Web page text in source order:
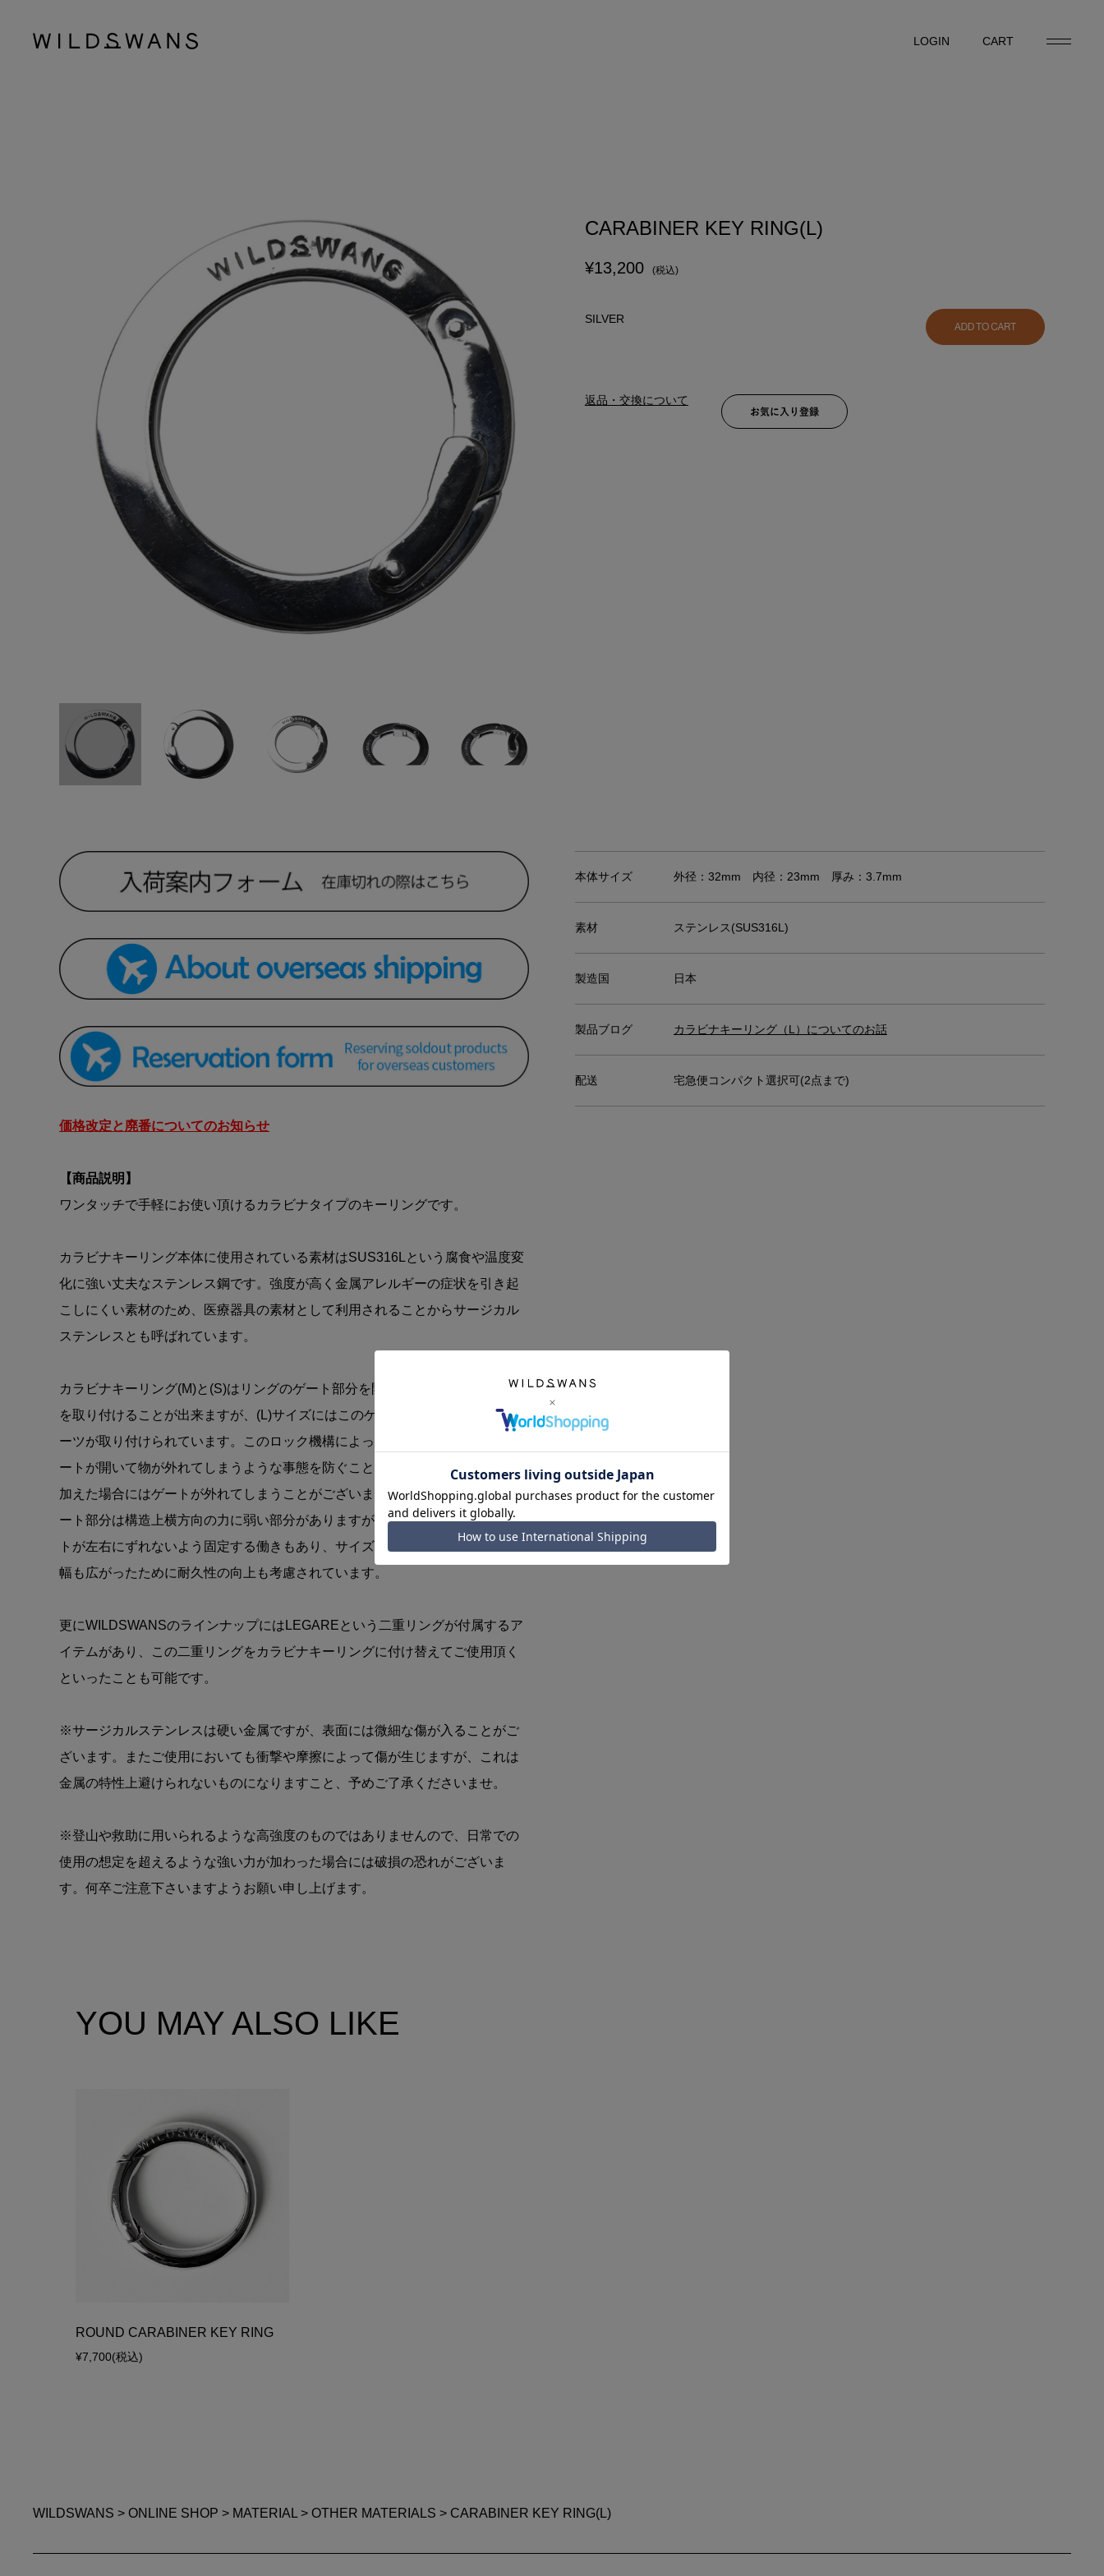
LOGIN
CART
CARABINER KEY RING(L)
¥13,200 (税込)
SILVER
返品・交換について
価格改定と廃番についてのお知らせ
【商品説明】
ワンタッチで手軽にお使い頂けるカラビナタイプのキーリングです。
カラビナキーリング本体に使用されている素材はSUS316Lという腐食や温度変
化に強い丈夫なステンレス鋼です。強度が高く金属アレルギーの症状を引き起
こしにくい素材のため、医療器具の素材として利用されることからサージカル
ステンレスとも呼ばれています。
カラビナキーリング(M)と(S)はリングのゲート部分を開閉することでリングに物
を取り付けることが出来ますが、(L)サイズにはこのゲート部分をロックするパ
ーツが取り付けられています。このロック機構によって、使用中に意図せずゲ
ートが開いて物が外れてしまうような事態を防ぐことが出来ます。（強い力を
加えた場合にはゲートが外れてしまうことがございます。）またカラビナのゲ
ート部分は構造上横方向の力に弱い部分がありますが、このロック機構はゲー
トが左右にずれないよう固定する働きもあり、サイズが大きくなった分用途の
幅も広がったために耐久性の向上も考慮されています。
更にWILDSWANSのラインナップにはLEGAREという二重リングが付属するア
イテムがあり、この二重リングをカラビナキーリングに付け替えてご使用頂く
といったことも可能です。
※サージカルステンレスは硬い金属ですが、表面には微細な傷が入ることがご
ざいます。またご使用においても衝撃や摩擦によって傷が生じますが、これは
金属の特性上避けられないものになりますこと、予めご了承くださいませ。
※登山や救助に用いられるような高強度のものではありませんので、日常での
使用の想定を超えるような強い力が加わった場合には破損の恐れがございま
す。何卒ご注意下さいますようお願い申し上げます。
本体サイズ 外径：32mm 内径：23mm 厚み：3.7mm
素材 ステンレス(SUS316L)
製造国 日本
製品ブログ カラビナキーリング（L）についてのお話
配送 宅急便コンパクト選択可(2点まで)
YOU MAY ALSO LIKE
ROUND CARABINER KEY RING
¥7,700(税込)
WILDSWANS > ONLINE SHOP > MATERIAL > OTHER MATERIALS > CARABINER KEY RING(L)